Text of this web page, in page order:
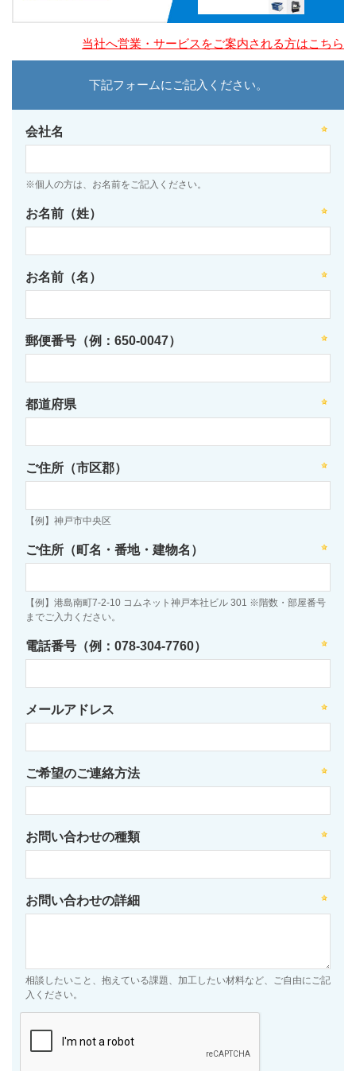
当社へ営業・サービスをご案内される方はこちら
下記フォームにご記入ください。
会社名
※個人の方は、お名前をご記入ください。
お名前（姓）
お名前（名）
郵便番号（例：650-0047）
都道府県
ご住所（市区郡）
【例】神戸市中央区
ご住所（町名・番地・建物名）
【例】港島南町7-2-10 コムネット神戸本社ビル 301 ※階数・部屋番号
までご入力ください。
電話番号（例：078-304-7760）
メールアドレス
ご希望のご連絡方法
お問い合わせの種類
お問い合わせの詳細
相談したいこと、抱えている課題、加工したい材料など、ご自由にご記
入ください。